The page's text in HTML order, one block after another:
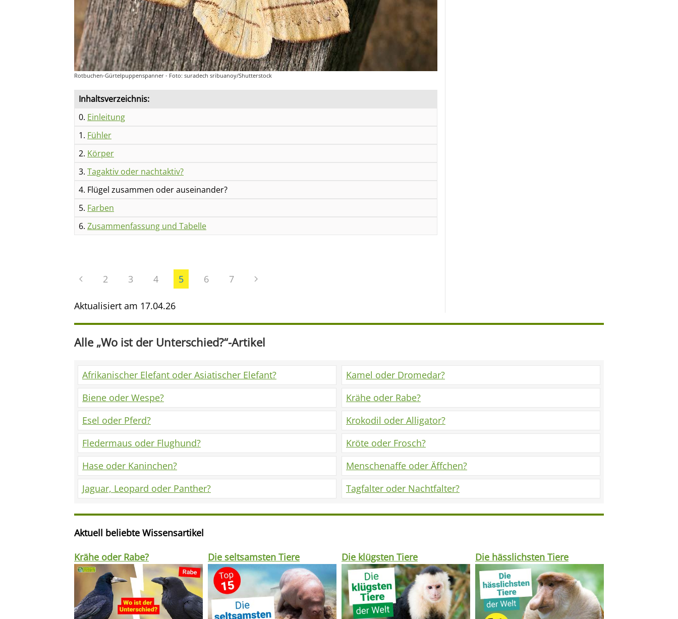
Rotbuchen-Gürtelpuppenspanner - Foto: suradech sribuanoy/Shutterstock
Inhaltsverzeichnis:
0. Einleitung
1. Fühler
2. Körper
3. Tagaktiv oder nachtaktiv?
4. Flügel zusammen oder auseinander?
5. Farben
6. Zusammenfassung und Tabelle
2 3 4 5 6 7
Aktualisiert am 17.04.26
Alle „Wo ist der Unterschied?“-Artikel
Afrikanischer Elefant oder Asiatischer Elefant?
Biene oder Wespe?
Esel oder Pferd?
Fledermaus oder Flughund?
Hase oder Kaninchen?
Jaguar, Leopard oder Panther?
Kamel oder Dromedar?
Krähe oder Rabe?
Krokodil oder Alligator?
Kröte oder Frosch?
Menschenaffe oder Äffchen?
Tagfalter oder Nachtfalter?
Aktuell beliebte Wissensartikel
Krähe oder Rabe?
Die seltsamsten Tiere Die klügsten Tiere Die hässlichsten Tiere